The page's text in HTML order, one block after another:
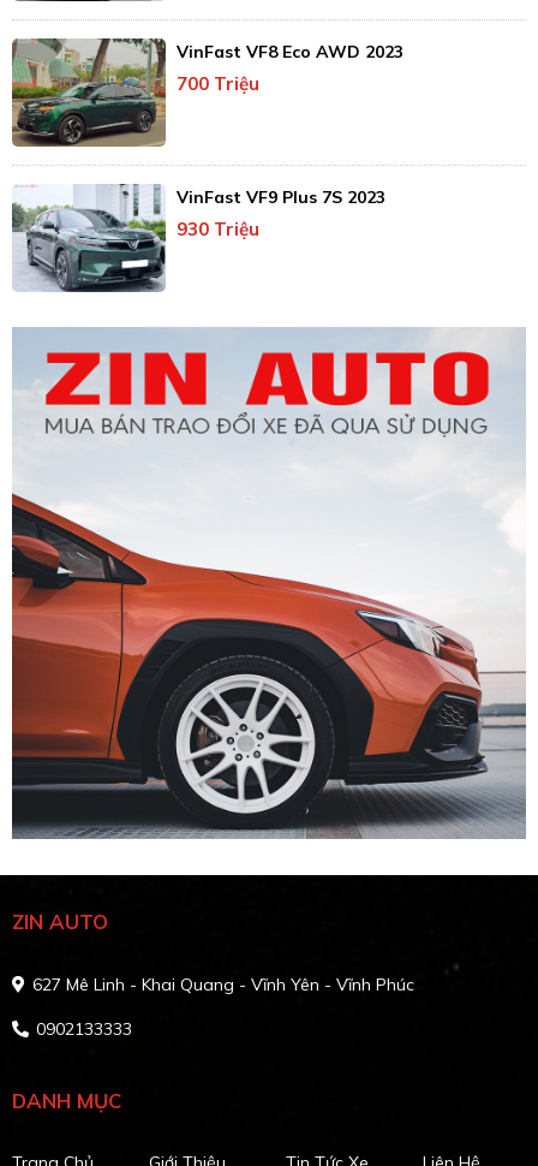
VinFast VF8 Eco AWD 2023
700 Triệu
VinFast VF9 Plus 7S 2023
930 Triệu
ZIN AUTO
627 Mê Linh - Khai Quang - Vĩnh Yên - Vĩnh Phúc
0902133333
DANH MỤC